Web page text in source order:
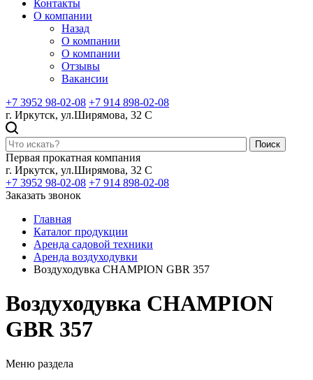
Контакты
О компании
Назад
О компании
О компании
Отзывы
Вакансии
+7 3952 98-02-08 +7 914 898-02-08
г. Иркутск, ул.Ширямова, 32 С
Поиск
Первая прокатная компания
г. Иркутск, ул.Ширямова, 32 С
+7 3952 98-02-08 +7 914 898-02-08
Заказать звонок
Главная
Каталог продукции
Аренда садовой техники
Аренда воздуходувки
Воздуходувка CHAMPION GBR 357
Воздуходувка CHAMPION
GBR 357
Меню раздела